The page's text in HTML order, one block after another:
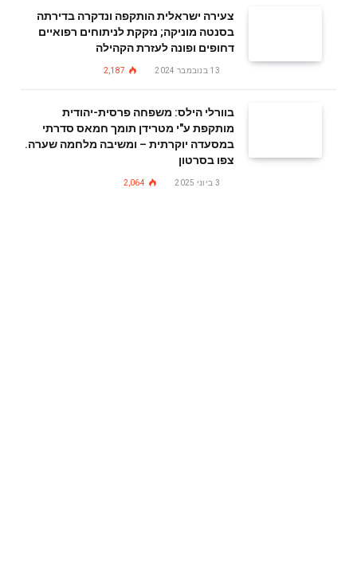
צעירה ישראלית הותקפה ונדקרה בדירתה
בסנטה מוניקה; נזקקת לניתוחים רפואיים
דחופים ופונה לעזרת הקהילה
13 בנובמבר 2024 2,187
בוורלי הילס: משפחה פרסית-יהודית
מותקפת ע"י מטרידן תומך חמאס סדרתי
במסעדה יוקרתית – ומשיבה מלחמה שערה.
צפו בסרטון
3 ביוני 2025 2,064